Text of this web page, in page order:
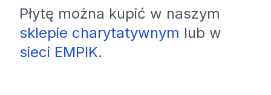
Płytę można kupić w naszym
sklepie charytatywnym lub w
sieci EMPIK.